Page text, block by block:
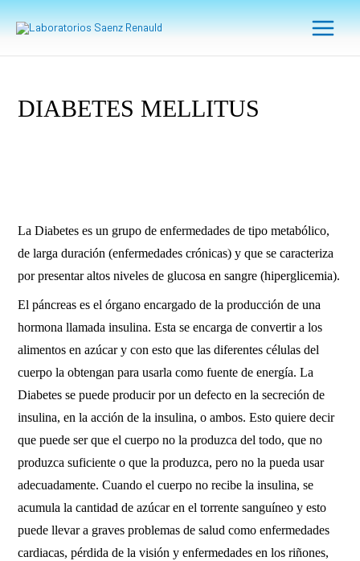
al
Main
Menu
DIABETES MELLITUS
La Diabetes es un grupo de enfermedades de tipo metabólico,
de larga duración (enfermedades crónicas) y que se caracteriza
por presentar altos niveles de glucosa en sangre (hiperglicemia).
El páncreas es el órgano encargado de la producción de una
hormona llamada insulina. Esta se encarga de convertir a los
alimentos en azúcar y con esto que las diferentes células del
cuerpo la obtengan para usarla como fuente de energía. La
Diabetes se puede producir por un defecto en la secreción de
insulina, en la acción de la insulina, o ambos. Esto quiere decir
que puede ser que el cuerpo no la produzca del todo, que no
produzca suficiente o que la produzca, pero no la pueda usar
adecuadamente. Cuando el cuerpo no recibe la insulina, se
acumula la cantidad de azúcar en el torrente sanguíneo y esto
puede llevar a graves problemas de salud como enfermedades
cardiacas, pérdida de la visión y enfermedades en los riñones,